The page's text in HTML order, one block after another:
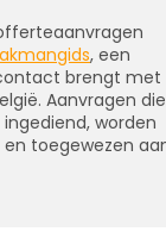
, een
brengt met
Aanvragen die
worden
toegewezen